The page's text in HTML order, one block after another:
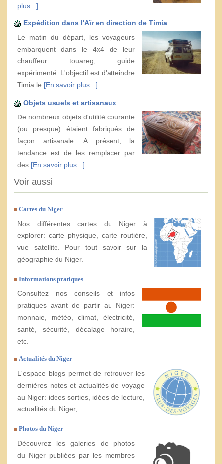
plus...]
Expédition dans l'Aïr en direction de Timia
Le matin du départ, les voyageurs
embarquent dans le 4x4 de leur
chauffeur touareg, guide
expérimenté. L'objectif est d'atteindre
Timia le [En savoir plus...]
Objets usuels et artisanaux
De nombreux objets d'utilité courante
(ou presque) étaient fabriqués de
façon artisanale. A présent, la
tendance est de les remplacer par
des [En savoir plus...]
Voir aussi
Cartes du Niger
Nos différentes cartes du Niger à
explorer: carte physique, carte routière,
vue satellite. Pour tout savoir sur la
géographie du Niger.
Informations pratiques
Consultez nos conseils et infos
pratiques avant de partir au Niger:
monnaie, météo, climat, électricité,
santé, sécurité, décalage horaire,
etc.
Actualités du Niger
L'espace blogs permet de retrouver les
dernières notes et actualités de voyage
au Niger: idées sorties, idées de lecture,
actualités du Niger, ...
Photos du Niger
Découvrez les galeries de photos
du Niger publiées par les membres